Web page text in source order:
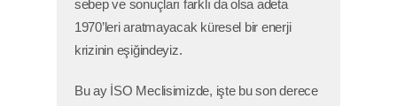
sebep ve sonuçları farklı da olsa adeta
1970’leri aratmayacak küresel bir enerji
krizinin eşiğindeyiz.
Bu ay İSO Meclisimizde, işte bu son derece